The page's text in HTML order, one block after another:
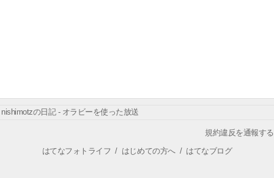
nishimotzの日記 - オラビーを使った放送
規約違反を通報する
はてなフォトライフ / はじめての方へ/ はてなブログ